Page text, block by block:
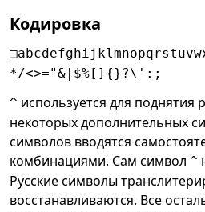
Кодировка
*/<>="&|$%[]{}?\':;
^ используется для поднятия
некоторых дополнительных
символов вводятся
комбинациями. Сам символ ^
Русские символы
восстанавливаются. Все